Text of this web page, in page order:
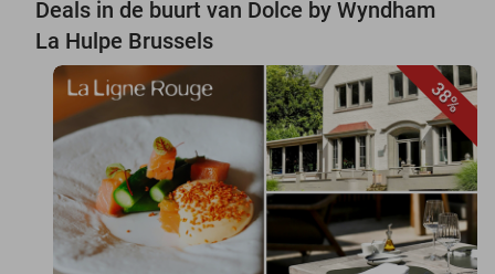
Deals in de buurt van Dolce by Wyndham
La Hulpe Brussels
38%